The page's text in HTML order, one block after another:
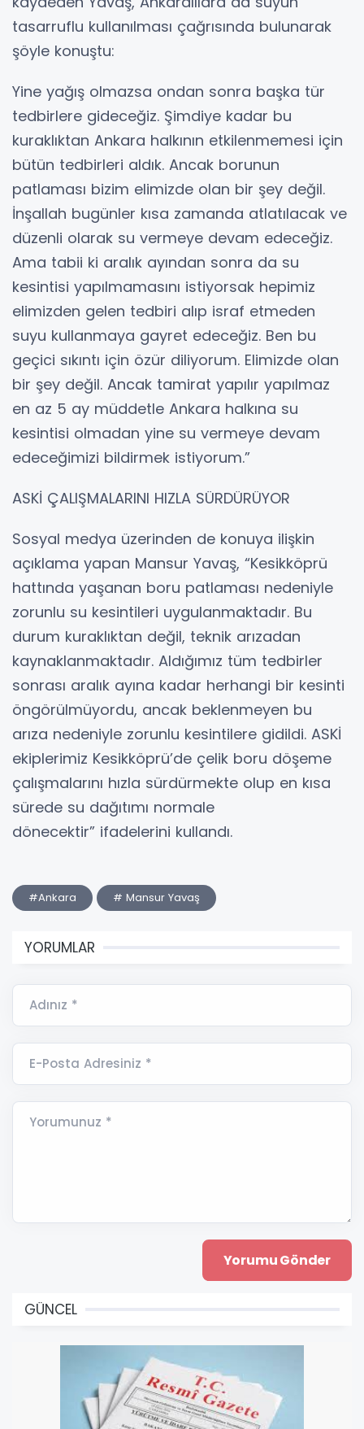
tasarruflu kullanılması çağrısında bulunarak
şöyle konuştu:
Yine yağış olmazsa ondan sonra başka tür
tedbirlere gideceğiz. Şimdiye kadar bu
kuraklıktan Ankara halkının etkilenmemesi için
bütün tedbirleri aldık. Ancak borunun
patlaması bizim elimizde olan bir şey değil.
İnşallah bugünler kısa zamanda atlatılacak ve
düzenli olarak su vermeye devam edeceğiz.
Ama tabii ki aralık ayından sonra da su
kesintisi yapılmamasını istiyorsak hepimiz
elimizden gelen tedbiri alıp israf etmeden
suyu kullanmaya gayret edeceğiz. Ben bu
geçici sıkıntı için özür diliyorum. Elimizde olan
bir şey değil. Ancak tamirat yapılır yapılmaz
en az 5 ay müddetle Ankara halkına su
kesintisi olmadan yine su vermeye devam
edeceğimizi bildirmek istiyorum.”
ASKİ ÇALIŞMALARINI HIZLA SÜRDÜRÜYOR
Sosyal medya üzerinden de konuya ilişkin
açıklama yapan Mansur Yavaş, “Kesikköprü
hattında yaşanan boru patlaması nedeniyle
zorunlu su kesintileri uygulanmaktadır. Bu
durum kuraklıktan değil, teknik arızadan
kaynaklanmaktadır. Aldığımız tüm tedbirler
sonrası aralık ayına kadar herhangi bir kesinti
öngörülmüyordu, ancak beklenmeyen bu
arıza nedeniyle zorunlu kesintilere gidildi. ASKİ
ekiplerimiz Kesikköprü’de çelik boru döşeme
çalışmalarını hızla sürdürmekte olup en kısa
sürede su dağıtımı normale
dönecektir” ifadelerini kullandı.
#Ankara # Mansur Yavaş
YORUMLAR
Adınız *
E-Posta Adresiniz *
Yorumunuz *
GÜNCEL